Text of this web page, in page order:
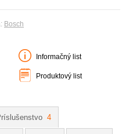
Bosch
Informačný list
Produktový list
4